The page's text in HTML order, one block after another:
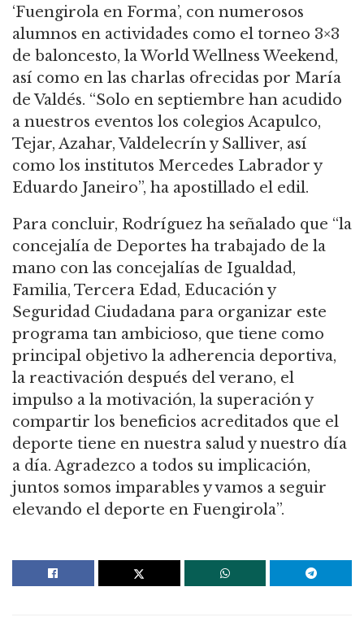
‘Fuengirola en Forma’, con numerosos
alumnos en actividades como el torneo 3×3
de baloncesto, la World Wellness Weekend,
así como en las charlas ofrecidas por María
de Valdés. “Solo en septiembre han acudido
a nuestros eventos los colegios Acapulco,
Tejar, Azahar, Valdelecrín y Salliver, así
como los institutos Mercedes Labrador y
Eduardo Janeiro”, ha apostillado el edil.
Para concluir, Rodríguez ha señalado que “la
concejalía de Deportes ha trabajado de la
mano con las concejalías de Igualdad,
Familia, Tercera Edad, Educación y
Seguridad Ciudadana para organizar este
programa tan ambicioso, que tiene como
principal objetivo la adherencia deportiva,
la reactivación después del verano, el
impulso a la motivación, la superación y
compartir los beneficios acreditados que el
deporte tiene en nuestra salud y nuestro día
a día. Agradezco a todos su implicación,
juntos somos imparables y vamos a seguir
elevando el deporte en Fuengirola”.